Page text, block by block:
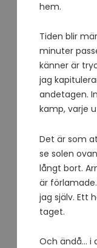
hem.
Tiden blir
minuter
känner är
jag
andetagen.
kamp, varje
Det är som
se solen
långt bort.
är
jag själv. Ett
taget.
Och ändå… i